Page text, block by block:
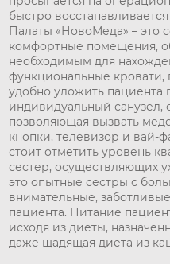
быстро
Палаты «НовоМеда» – это
комфортные помещения,
необходимым для
функциональные
удобно уложить пациента
индивидуальный санузел,
позволяющая вызвать
кнопки, телевизор и вай-
стоит отметить уровень
сестер, осуществляющих
это опытные сестры с
внимательные,
пациента. Питание
исходя из диеты,
даже щадящая диета из